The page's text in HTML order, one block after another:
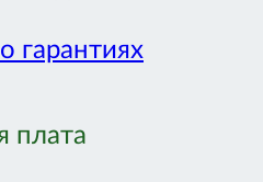
гарантиях
плата